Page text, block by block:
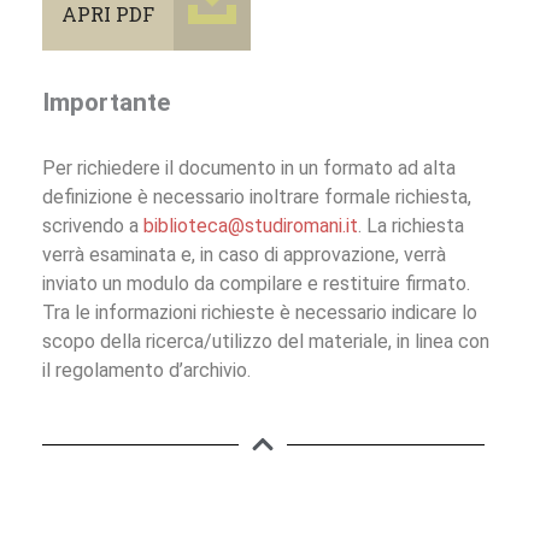
APRI PDF
Importante
Per richiedere il documento in un formato ad alta
definizione è necessario inoltrare formale richiesta,
scrivendo a biblioteca@studiromani.it. La richiesta
verrà esaminata e, in caso di approvazione, verrà
inviato un modulo da compilare e restituire firmato.
Tra le informazioni richieste è necessario indicare lo
scopo della ricerca/utilizzo del materiale, in linea con
il regolamento d’archivio.